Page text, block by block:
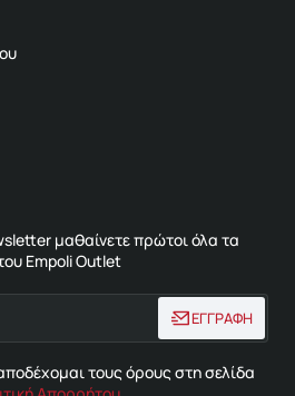
μαθαίνετε πρώτοι όλα τα
Empoli Outlet
ΕΓΓΡΑΦΗ
τους όρους στη σελίδα